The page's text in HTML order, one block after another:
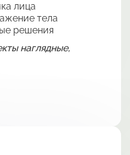
лица
тела
решения
наглядные,